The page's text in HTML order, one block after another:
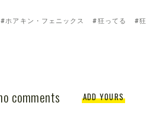
ホアキン・フェニックス 狂ってる
狂
comments ADD YOURS